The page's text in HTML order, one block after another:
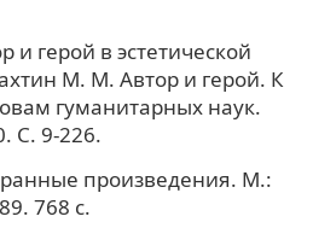
и герой в эстетической
М. М. Автор и герой. К
гуманитарных наук.
С. 9-226.
произведения. М.:
768 с.